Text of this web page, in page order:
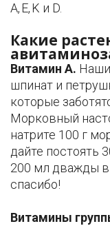
A, E, K и D.
Какие
Витамин A.
шпинат и
которые
Морковный
натрите 100 г
дайте постоять
200 мл дважды
спасибо!
Витамины